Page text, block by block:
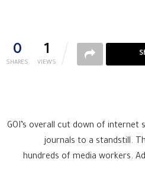
0
SHARES
1
VIEWS
GOI’s overall cut down of internet
journals to a standstill.
hundreds of media workers.